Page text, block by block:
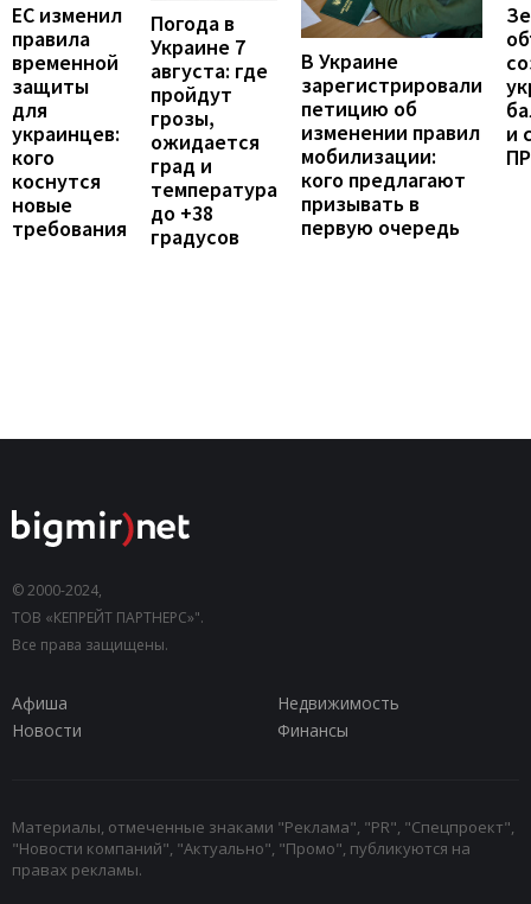
ЕС изменил
правила
временной
защиты
для
украинцев:
кого
коснутся
новые
требования
Погода в
Украине 7
августа: где
пройдут
грозы,
ожидается
град и
температура
до +38
градусов
В Украине
зарегистрировали
петицию об
изменении правил
мобилизации:
кого предлагают
призывать в
первую очередь
и
© 2000-2024,
ТОВ «КЕПРЕЙТ ПАРТНЕРС»".
Все права защищены.
Афиша
Недвижимость
Новости
Финансы
Материалы, отмеченные знаками "Реклама", "PR", "Спецпроект",
"Новости компаний", "Актуально", "Промо", публикуются на
правах рекламы.